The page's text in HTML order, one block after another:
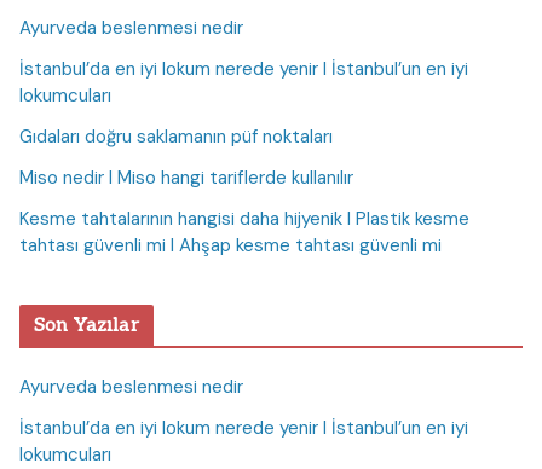
Ayurveda beslenmesi nedir
İstanbul’da en iyi lokum nerede yenir I İstanbul’un en iyi
lokumcuları
Gıdaları doğru saklamanın püf noktaları
Miso nedir I Miso hangi tariflerde kullanılır
Kesme tahtalarının hangisi daha hijyenik I Plastik kesme
tahtası güvenli mi I Ahşap kesme tahtası güvenli mi
Son Yazılar
Ayurveda beslenmesi nedir
İstanbul’da en iyi lokum nerede yenir I İstanbul’un en iyi
lokumcuları